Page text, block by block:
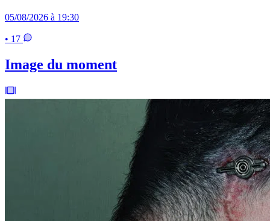
05/08/2026 à 19:30
• 17
Image du moment